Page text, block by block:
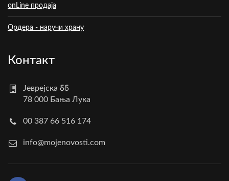
onLine продаја
Ордера - наручи храну
Контакт
Јеврејска бб
78 000 Бања Лука
00 387 66 516 174
info@mojenovosti.com